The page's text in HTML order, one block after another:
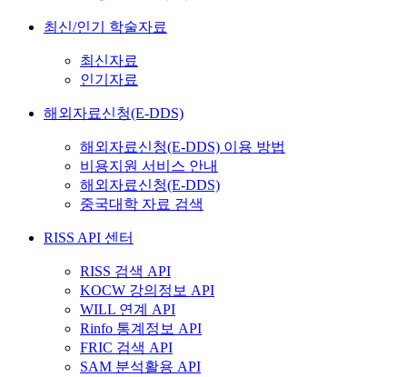
최신/인기 학술자료
최신자료
인기자료
해외자료신청(E-DDS)
해외자료신청(E-DDS) 이용 방법
비용지원 서비스 안내
해외자료신청(E-DDS)
중국대학 자료 검색
RISS API 센터
RISS 검색 API
KOCW 강의정보 API
WILL 연계 API
Rinfo 통계정보 API
FRIC 검색 API
SAM 분석활용 API